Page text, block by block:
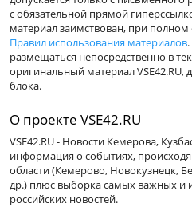
с обязательной прямой
материал заимствован, при
Правил использования материалов
размещаться непосредственно в
оригинальный материал VSE42.RU,
блока.
О проекте VSE42.RU
VSE42.RU - Новости Кемерова,
информация о событиях,
области (Кемерово, Новокузнецк,
др.) плюс выборка самых важных и
российских новостей.